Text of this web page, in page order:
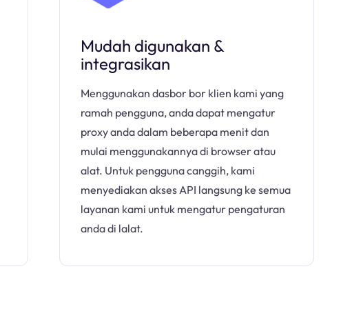
Mudah digunakan &
integrasikan
Menggunakan dasbor bor klien kami yang
ramah pengguna, anda dapat mengatur
proxy anda dalam beberapa menit dan
mulai menggunakannya di browser atau
alat. Untuk pengguna canggih, kami
menyediakan akses API langsung ke semua
layanan kami untuk mengatur pengaturan
anda di lalat.